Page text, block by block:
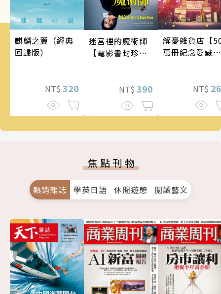
麒麟之翼（經典
回歸版）
NT$ 320
迷宮裡的魔術師
【電影書封珍藏
NT$ 390
解憂雜貨店【
萬冊紀念愛藏
NT$
焦點刊物
熱銷雜誌 學英日語 休閒遊憩 閱讀藝文